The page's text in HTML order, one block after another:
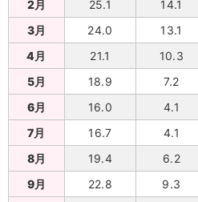
2月
25.1 14.1
3月
24.0 13.1
4月
21.1 10.3
5月
18.9 7.2
6月
16.0 4.1
7月
16.7 4.1
8月
19.4 6.2
9月
22.8 9.3